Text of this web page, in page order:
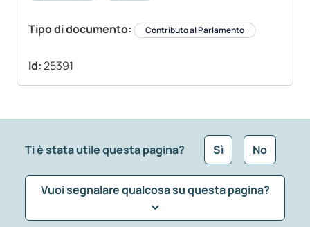
Tipo di documento: Contributo al Parlamento
Id:25391
Ti è stata utile questa pagina? Sì No
Vuoi segnalare qualcosa su questa pagina?